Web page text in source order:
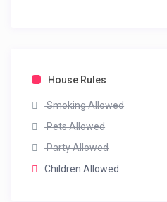
House Rules
Smoking Allowed
Pets Allowed
Party Allowed
Children Allowed